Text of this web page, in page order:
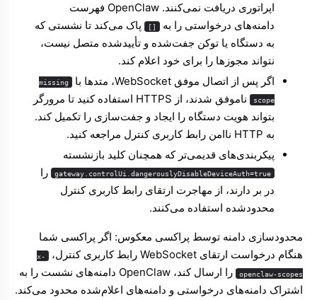
اپراتوری دریافت نمی‌کنند. OpenClaw فهرست
دامنه‌های درخواستی را به
[] پاک می‌کند تا نشستی که
به دستگاه یا توکن جفت‌شده و تأییدشده متصل نیست،
نتواند مجوزها را برای خود اعلام کند.
اگر پس از اتصال موفق WebSocket، متدها با
missing
scope
ناموفق شدند، از HTTPS استفاده کنید تا مرورگر
بتواند هویت دستگاه را ایجاد و جفت‌سازی را تکمیل کند.
به HTTP ناامن رابط کاربری کنترل
مراجعه کنید.
پیکربندی‌های قدیمی‌تر که همچنان کلید بازنشسته
gateway.controlUi.dangerouslyDisableDeviceAuth=true را
در بر دارند، از مهاجرت ارتقای رابط کاربری کنترل
محدودشده استفاده می‌کنند.
محدودسازی دامنه توسط پراکسی معکوس: اگر پراکسی شما
هنگام درخواست ارتقای WebSocket رابط کاربری کنترل،
x-
openclaw-scopes
را ارسال کند، OpenClaw دامنه‌های نشست را به
اشتراک دامنه‌های درخواستی و دامنه‌های اعلام‌شده محدود می‌کند.